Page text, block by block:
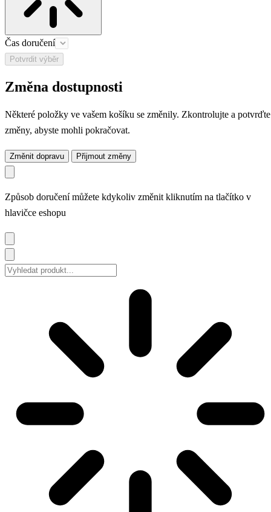
Čas doručení
Potvrdit výběr
Změna dostupnosti
Některé položky ve vašem košíku se změnily. Zkontrolujte a potvrďte
změny, abyste mohli pokračovat.
Změnit dopravu Přijmout změny
Způsob doručení můžete kdykoliv změnit kliknutím na tlačítko v
hlavičce eshopu